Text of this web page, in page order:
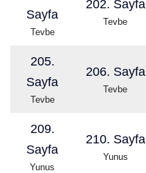
Sayfa
Tevbe
202. Sayfa
Tevbe
205.
Sayfa
Tevbe
206. Sayfa
Tevbe
209.
Sayfa
Yunus
210. Sayfa
Yunus